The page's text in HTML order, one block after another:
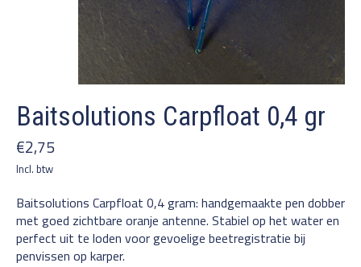
Baitsolutions Carpfloat 0,4 gr
€2,75
Incl. btw
Baitsolutions Carpfloat 0,4 gram: handgemaakte pen dobber
met goed zichtbare oranje antenne. Stabiel op het water en
perfect uit te loden voor gevoelige beetregistratie bij
penvissen op karper.